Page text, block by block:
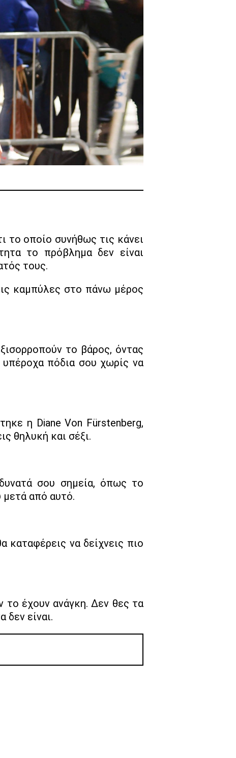
το πρόβλημα δεν είναι
τους.
καμπύλες στο πάνω μέρος
το βάρος, όντας
υπέροχα πόδια σου χωρίς να
η Diane Von Fürstenberg,
θηλυκή και σέξι.
σου σημεία, όπως το
μετά από αυτό.
να δείχνεις πιο
το έχουν ανάγκη. Δεν θες τα
δεν είναι.